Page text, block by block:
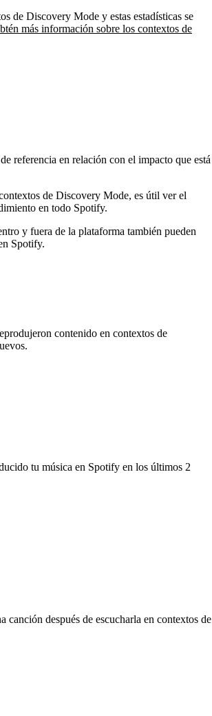
de Discovery Mode y estas estadísticas se
más información sobre los contextos de
referencia en relación con el impacto que está
de Discovery Mode, es útil ver el
en todo Spotify.
y fuera de la plataforma también pueden
Spotify.
contenido en contextos de
tu música en Spotify en los últimos 2
canción después de escucharla en contextos de